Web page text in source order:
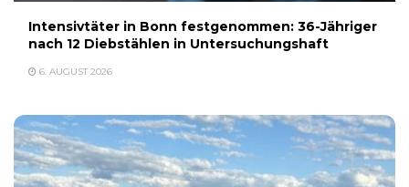
Intensivtäter in Bonn festgenommen: 36-Jähriger
nach 12 Diebstählen in Untersuchungshaft
6. AUGUST 2026